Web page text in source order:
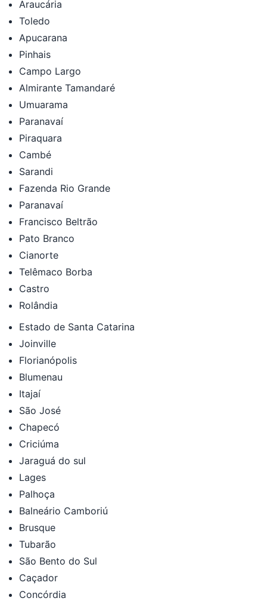
Araucária
Toledo
Apucarana
Pinhais
Campo Largo
Almirante Tamandaré
Umuarama
Paranavaí
Piraquara
Cambé
Sarandi
Fazenda Rio Grande
Paranavaí
Francisco Beltrão
Pato Branco
Cianorte
Telêmaco Borba
Castro
Rolândia
Estado de Santa Catarina
Joinville
Florianópolis
Blumenau
Itajaí
São José
Chapecó
Criciúma
Jaraguá do sul
Lages
Palhoça
Balneário Camboriú
Brusque
Tubarão
São Bento do Sul
Caçador
Concórdia